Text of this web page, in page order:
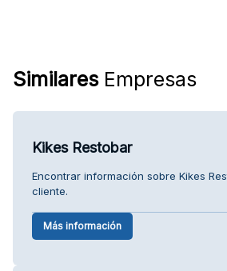
SimilaresEmpresas
Kikes Restobar
Encontrar información sobre Kikes
cliente.
Más información